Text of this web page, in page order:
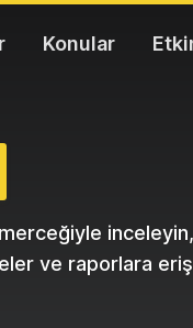
Konular
ve raporlara